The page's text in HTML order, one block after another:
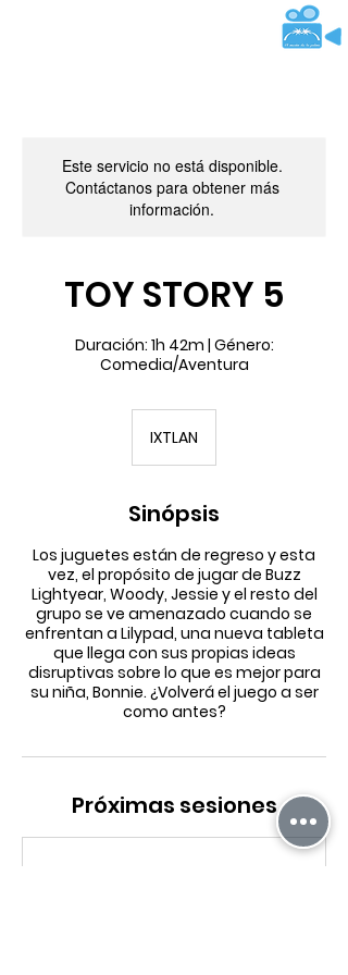
Este servicio no está disponible.
Contáctanos para obtener más
información.
TOY STORY 5
Duración: 1h 42m | Género:
Comedia/Aventura
IXTLAN
Sinópsis
Los juguetes están de regreso y esta
vez, el propósito de jugar de Buzz
Lightyear, Woody, Jessie y el resto del
grupo se ve amenazado cuando se
enfrentan a Lilypad, una nueva tableta
que llega con sus propias ideas
disruptivas sobre lo que es mejor para
su niña, Bonnie. ¿Volverá el juego a ser
como antes?
Próximas sesiones